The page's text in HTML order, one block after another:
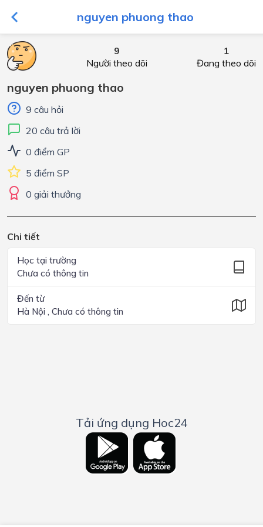
nguyen phuong thao
9
Người theo dõi
1
Đang theo dõi
nguyen phuong thao
9 câu hỏi
20 câu trả lời
0 điểm GP
5 điểm SP
0 giải thưởng
Chi tiết
Học tại trường
Chưa có thông tin
Đến từ
Hà Nội , Chưa có thông tin
Tải ứng dụng Hoc24